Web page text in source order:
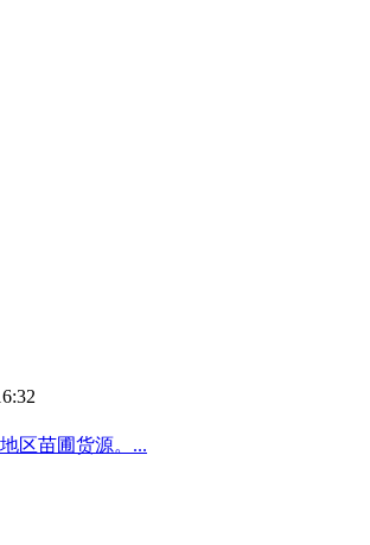
区苗圃货源。...